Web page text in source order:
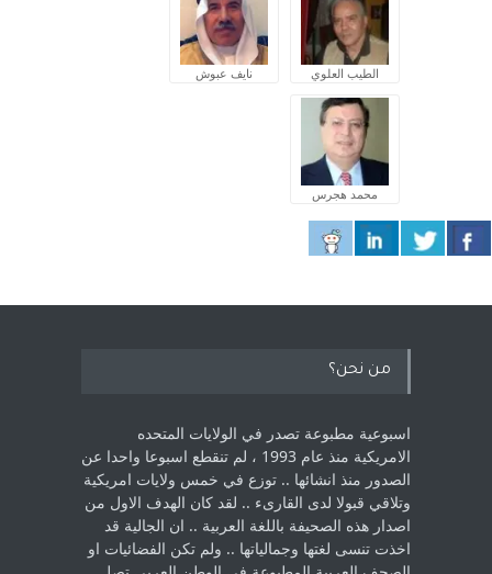
الطيب العلوي نايف عبوش
محمد هجرس
من نحن؟
اسبوعية مطبوعة تصدر في الولايات المتحده
الامريكية منذ عام 1993 ، لم ‏تنقطع اسبوعا واحدا عن
الصدور منذ انشائها .. توزع في خمس ولايات امريكية
‏وتلاقي قبولا لدى القارىء ..‏ لقد كان الهدف الاول من
اصدار هذه الصحيفة باللغة العربية .. ان الجالية قد
اخذت ‏تنسى لغتها وجمالياتها .. ولم تكن الفضائيات او